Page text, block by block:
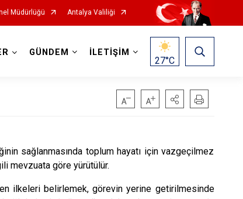
Müdürlüğü Antalya Valiliği
GÜNDEM İLETİŞİM
27°C
sağlanmasında toplum hayatı için vazgeçilmez
mevzuata göre yürütülür.
ilkeleri belirlemek, görevin yerine getirilmesinde